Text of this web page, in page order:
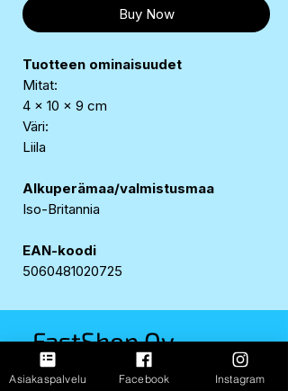
Buy Now
Tuotteen ominaisuudet
Mitat:
4 x 10 x 9 cm
Väri:
Liila
Alkuperämaa/valmistusmaa
Iso-Britannia
EAN-koodi
5060481020725
FastShop Oy
3237108-4
Asiakaspalvelu Facebook Instagram